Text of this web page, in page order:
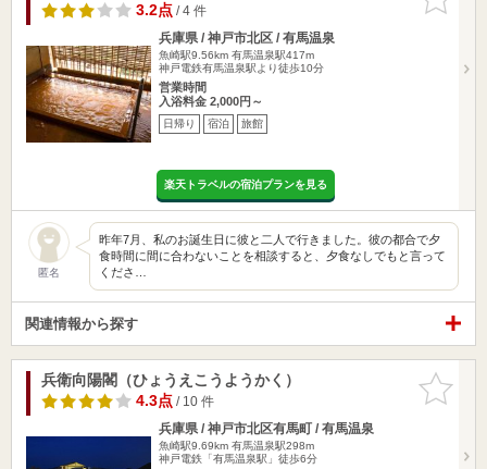
りに追加
3.2点/ 4 件
兵庫県 / 神戸市北区 / 有馬温泉
魚崎駅9.56km 有馬温泉駅417m
神戸電鉄有馬温泉駅より徒歩10分
営業時間
入浴料金 2,000円～
日帰り 宿泊 旅館
楽天トラベルの宿泊プランを見る
匿名
昨年7月、私のお誕生日に彼と二人で行きました。彼の都合で夕
食時間に間に合わないことを相談すると、夕食なしでもと言って
くださ…
関連情報から探す
お気に入
りに追加
兵衛向陽閣（ひょうえこうようかく）
4.3点/ 10 件
兵庫県 / 神戸市北区有馬町 / 有馬温泉
魚崎駅9.69km 有馬温泉駅298m
神戸電鉄「有馬温泉駅」徒歩6分